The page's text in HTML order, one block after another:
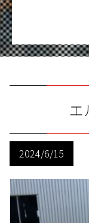
2024/6/15